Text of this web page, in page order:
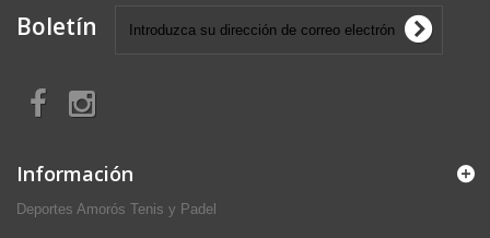
Boletín
Información
Deportes Amorós Tenis y Padel